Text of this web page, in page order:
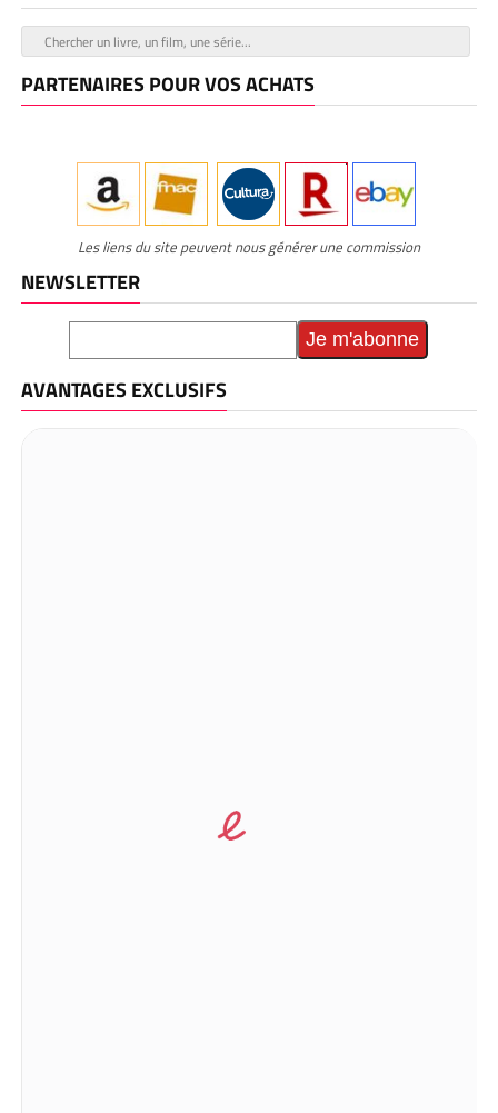
PARTENAIRES POUR VOS ACHATS
Les liens du site peuvent nous générer une commission
NEWSLETTER
AVANTAGES EXCLUSIFS